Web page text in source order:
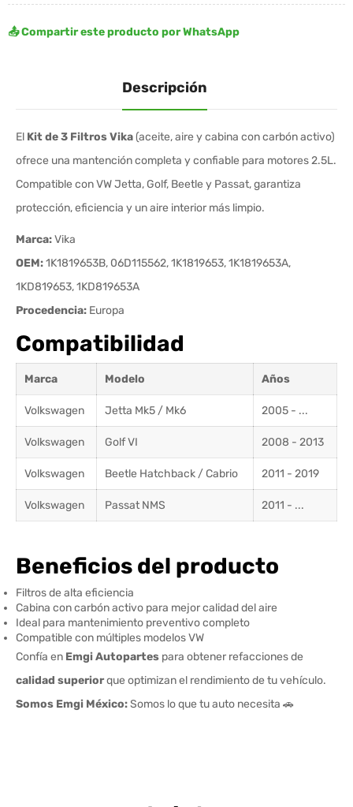
📤 Compartir este producto por WhatsApp
Descripción
El Kit de 3 Filtros Vika(aceite, aire y cabina con carbón activo)
ofrece una mantención completa y confiable para motores 2.5L.
Compatible con VW Jetta, Golf, Beetle y Passat, garantiza
protección, eficiencia y un aire interior más limpio.
Marca:Vika
OEM:1K1819653B, 06D115562, 1K1819653, 1K1819653A,
1KD819653, 1KD819653A
Procedencia: Europa
Compatibilidad
Marca Modelo Años
Volkswagen Jetta Mk5 / Mk6 2005 - ...
Volkswagen Golf VI 2008 - 2013
Volkswagen Beetle Hatchback / Cabrio 2011 - 2019
Volkswagen Passat NMS 2011 - ...
Beneficios del producto
Filtros de alta eficiencia
Cabina con carbón activo para mejor calidad del aire
Ideal para mantenimiento preventivo completo
Compatible con múltiples modelos VW
Confía en Emgi Autopartes para obtener refacciones de
calidad superiorque optimizan el rendimiento de tu vehículo.
Somos Emgi México:Somos lo que tu auto necesita 🚗